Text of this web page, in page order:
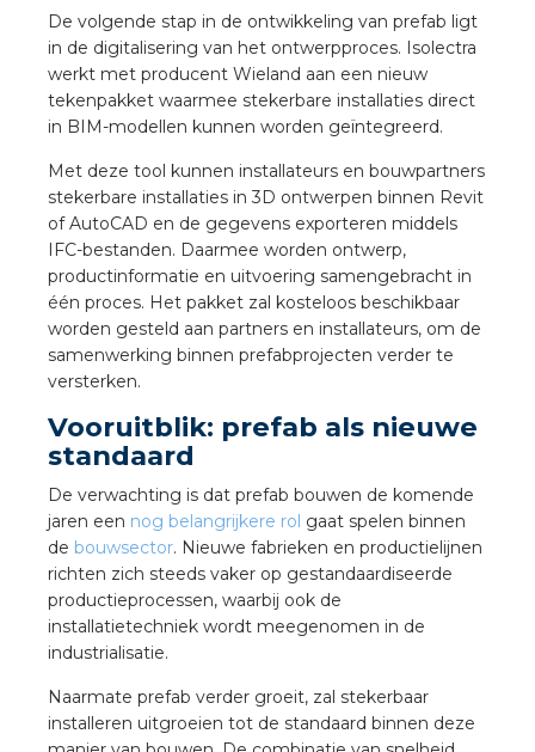
De volgende stap in de ontwikkeling van prefab ligt
in de digitalisering van het ontwerpproces. Isolectra
werkt met producent Wieland aan een nieuw
tekenpakket waarmee stekerbare installaties direct
in BIM-modellen kunnen worden geïntegreerd.
Met deze tool kunnen installateurs en bouwpartners
stekerbare installaties in 3D ontwerpen binnen Revit
of AutoCAD en de gegevens exporteren middels
IFC-bestanden. Daarmee worden ontwerp,
productinformatie en uitvoering samengebracht in
één proces. Het pakket zal kosteloos beschikbaar
worden gesteld aan partners en installateurs, om de
samenwerking binnen prefabprojecten verder te
versterken.
Vooruitblik: prefab als nieuwe
standaard
De verwachting is dat prefab bouwen de komende
jaren een nog belangrijkere rol gaat spelen binnen
de bouwsector. Nieuwe fabrieken en productielijnen
richten zich steeds vaker op gestandaardiseerde
productieprocessen, waarbij ook de
installatietechniek wordt meegenomen in de
industrialisatie.
Naarmate prefab verder groeit, zal stekerbaar
installeren uitgroeien tot de standaard binnen deze